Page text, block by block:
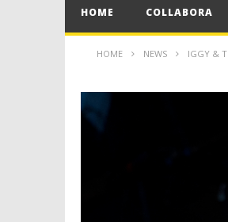
MUSICA
HOME COLLABORA
HOME NEWS IGGY &